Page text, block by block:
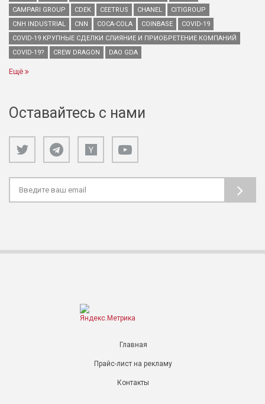
CAMPARI GROUP
CDEK CEETRUS CHANEL
CITIGROUP
CNH INDUSTRIAL
CNN COCA-COLA COINBASE
COVID-19
COVID-19 КРУПНЫЕ СДЕЛКИ СЛИЯНИЕ И ПРИОБРЕТЕНИЕ КОМПАНИЙ
COVID-19?
CREW DRAGON DAO GDA
Ещё
Оставайтесь с нами
Главная
Прайс-лист на рекламу
Контакты